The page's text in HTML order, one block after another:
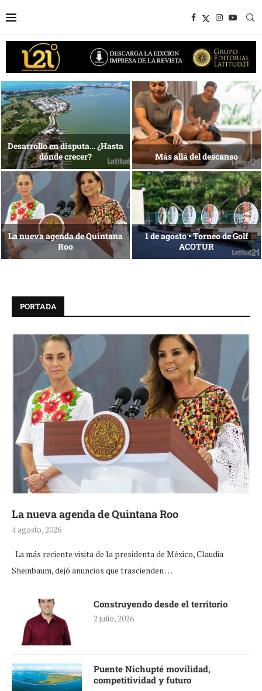
Bottega, un viaje servido a la
mesa
Energía que Impulsa la
competitividad
Reconocimiento de viajeros La esencia del servicio
PORTADA
La nueva agenda de Quintana Roo
4 agosto, 2026
La más reciente visita de la presidenta de México, Claudia
Sheinbaum, dejó anuncios que trascienden …
Construyendo desde el territorio
2 julio, 2026
Puente Nichupté movilidad,
competitividad y futuro